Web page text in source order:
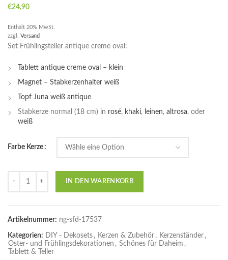
€24,90
Enthält 20% MwSt.
zzgl. Versand
Set Frühlingsteller antique creme oval:
Tablett antique creme oval – klein
Magnet – Stabkerzenhalter weiß
Topf Juna weiß antique
Stabkerze normal (18 cm) in rosé, khaki, leinen, altrosa, oder
weiß
Farbe Kerze
IN DEN WARENKORB
Artikelnummer: ng-sfd-17537
Kategorien: DIY - Dekosets , Kerzen & Zubehör , Kerzenständer ,
Oster- und Frühlingsdekorationen , Schönes für Daheim ,
Tablett & Teller